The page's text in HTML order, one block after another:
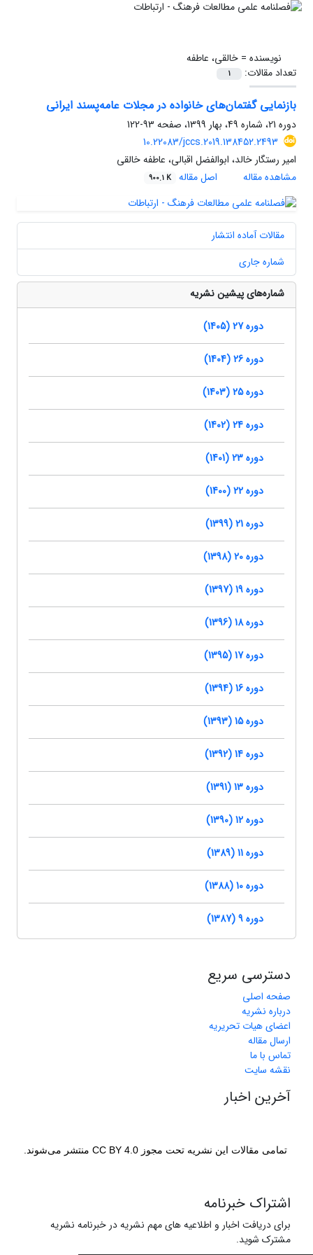
نویسنده =خالقی، عاطفه
تعداد مقالات:
1
بازنمایی گفتمان‌های خانواده در مجلات عامه‌پسند ایرانی
دوره 21، شماره 49، بهار 1399، صفحه
93-122
10.22083/jccs.2019.138452.2493
امیر رستگار خالد، ابوالفضل اقبالی، عاطفه خالقی
مشاهده مقاله
اصل مقاله 900.1 K
مقالات آماده انتشار
شماره جاری
شماره‌های پیشین نشریه
دوره 27 (1405)
دوره 26 (1404)
دوره 25 (1403)
دوره 24 (1402)
دوره 23 (1401)
دوره 22 (1400)
دوره 21 (1399)
دوره 20 (1398)
دوره 19 (1397)
دوره 18 (1396)
دوره 17 (1395)
دوره 16 (1394)
دوره 15 (1393)
دوره 14 (1392)
دوره 13 (1391)
دوره 12 (1390)
دوره 11 (1389)
دوره 10 (1388)
دوره 9 (1387)
دسترسی سریع
صفحه اصلی
درباره نشریه
اعضای هیات تحریریه
ارسال مقاله
تماس با ما
نقشه سایت
آخرین اخبار
تمامی مقالات این نشریه تحت مجوز CC BY 4.0 منتشر می‌شوند.
اشتراک خبرنامه
برای دریافت اخبار و اطلاعیه های مهم نشریه در خبرنامه نشریه
مشترک شوید.